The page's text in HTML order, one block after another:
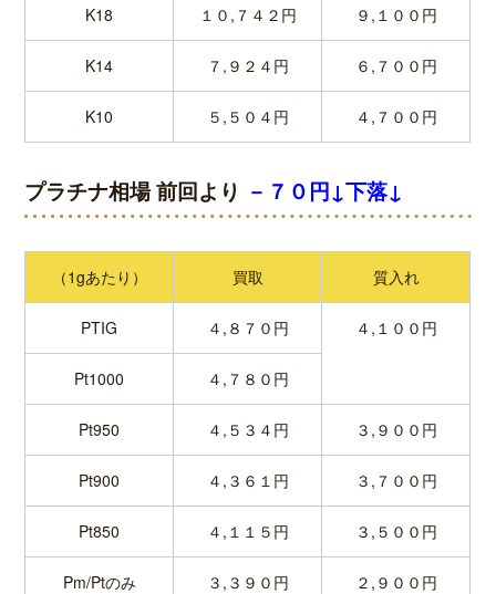
K18 １０,７４２円 ９,１００円
K14 ７,９２４円 ６,７００円
K10 ５,５０４円 ４,７００円
プラチナ相場 前回より －７０円↓下落↓
（1gあたり） 買取 質入れ
PTIG ４,８７０円 ４,１００円
Pt1000 ４,７８０円
Pt950 ４,５３４円 ３,９００円
Pt900 ４,３６１円 ３,７００円
Pt850 ４,１１５円 ３,５００円
Pm/Ptのみ ３,３９０円 ２,９００円